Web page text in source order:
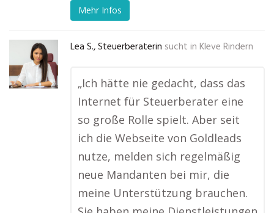
Mehr Infos
Lea S., Steuerberaterin sucht in Kleve Rindern
„Ich hätte nie gedacht, dass das
Internet für Steuerberater eine
so große Rolle spielt. Aber seit
ich die Webseite von Goldleads
nutze, melden sich regelmäßig
neue Mandanten bei mir, die
meine Unterstützung brauchen.